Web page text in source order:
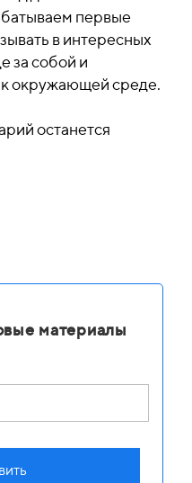
первые
в интересных
за собой и
окружающей среде.
останется
материалы